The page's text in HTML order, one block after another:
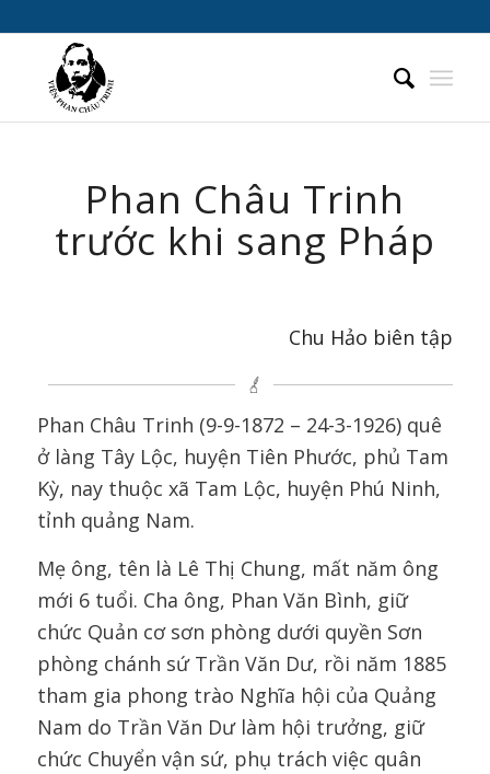
Phan Châu Trinh
trước khi sang Pháp
Chu Hảo biên tập
Phan Châu Trinh (9-9-1872 – 24-3-1926) quê
ở làng Tây Lộc, huyện Tiên Phước, phủ Tam
Kỳ, nay thuộc xã Tam Lộc, huyện Phú Ninh,
tỉnh quảng Nam.
Mẹ ông, tên là Lê Thị Chung, mất năm ông
mới 6 tuổi. Cha ông, Phan Văn Bình, giữ
chức Quản cơ sơn phòng dưới quyền Sơn
phòng chánh sứ Trần Văn Dư, rồi năm 1885
tham gia phong trào Nghĩa hội của Quảng
Nam do Trần Văn Dư làm hội trưởng, giữ
chức Chuyển vận sứ, phụ trách việc quân